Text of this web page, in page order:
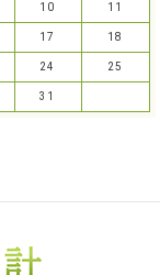
10 11
17 18
24 25
31